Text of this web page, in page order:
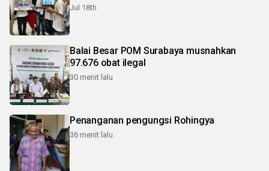
Jul 18th
Balai Besar POM Surabaya musnahkan
97.676 obat ilegal
30 menit lalu
Penanganan pengungsi Rohingya
36 menit lalu